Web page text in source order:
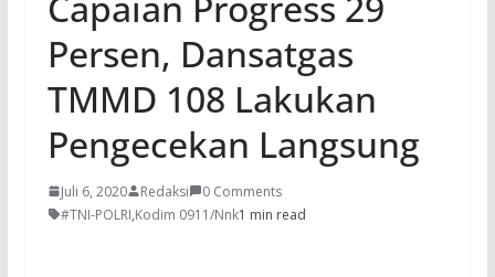
Persen, Dansatgas
TMMD 108 Lakukan
Pengecekan Langsung
Juli 6, 2020 Redaksi
0 Comments
#TNI-POLRI,Kodim 0911/Nnk1 min read